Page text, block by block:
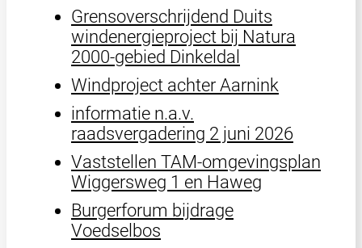
Grensoverschrijdend Duits
windenergieproject bij Natura
2000-gebied Dinkeldal
Windproject achter Aarnink
informatie n.a.v.
raadsvergadering 2 juni 2026
Vaststellen TAM-omgevingsplan
Wiggersweg 1 en Haweg
Burgerforum bijdrage
Voedselbos